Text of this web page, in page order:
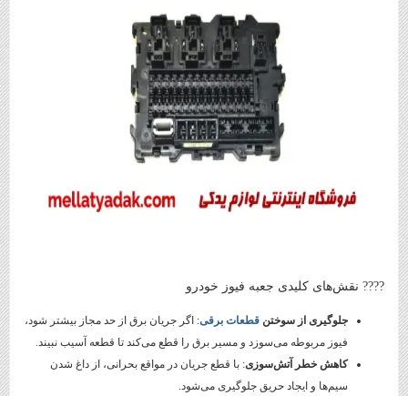
???? نقش‌های کلیدی جعبه فیوز خودرو
جلوگیری از سوختن قطعات برقی: اگر جریان برق از حد مجاز بیشتر شود،
فیوز مربوطه می‌سوزد و مسیر برق را قطع می‌کند تا قطعه آسیب نبیند.
کاهش خطر آتش‌سوزی: با قطع جریان در مواقع بحرانی، از داغ شدن
سیم‌ها و ایجاد حریق جلوگیری می‌شود.